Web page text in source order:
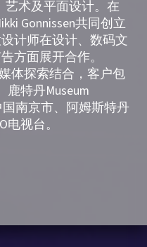
艺术及平面设计。在
Gonnissen共同创立
计师在设计、数码文
方面展开合作。
体探索结合，客户包
鹿特丹Museum
国南京市、阿姆斯特丹
视台。